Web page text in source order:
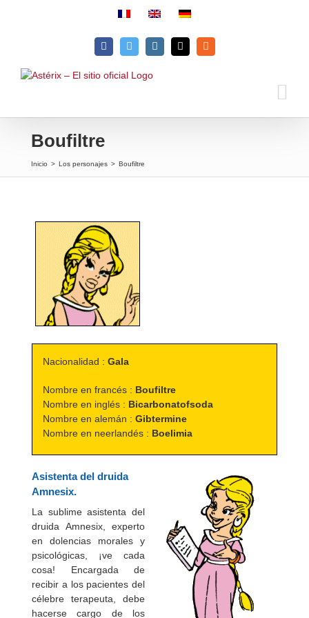
FacebookTwitterInstagramEmailRss
Boufiltre
Inicio > Los personajes > Boufiltre
Nacionalidad : Gala
Nombre en francés : Boufiltre
Nombre en inglés : Bicarbonatofsoda
Nombre en alemán : Gibtermine
Nombre en neerlandés : Boelimia
Asistenta del druida
Amnesix.
La sublime asistenta del
druida Amnesix, experto
en dolencias morales y
psicológicas, ¡ve cada
cosa! Encargada de
recibir a los pacientes del
célebre terapeuta, debe
hacerse cargo de los